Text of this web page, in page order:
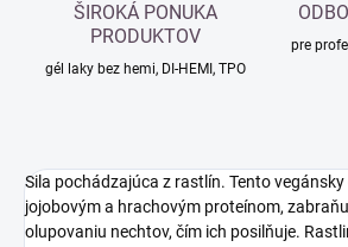
ŠIROKÁ PONUKA
PRODUKTOV
gél laky bez hemi, DI-HEMI, TPO
pre
Sila pochádzajúca z rastlín. Tento
jojobovým a hrachovým proteínom,
olupovaniu nechtov, čím ich posilňuje.